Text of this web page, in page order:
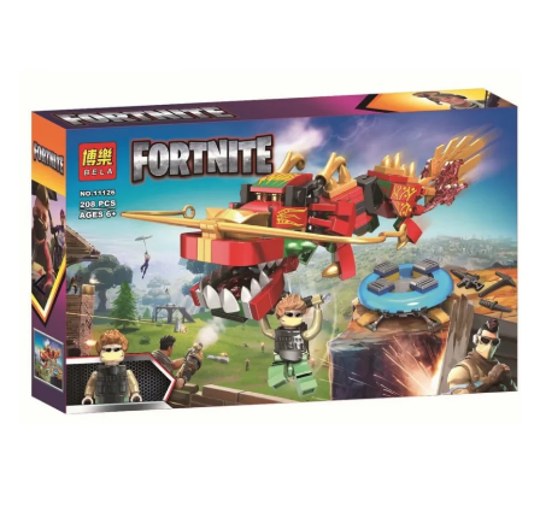
Оставьте отзыв (не менее 50 символов) о товаре на
нашем сайте и получите купон на скидку 50₽ за
текстовый отзыв или 100₽ за отзыв с фото.
Скидка за отзыв
на Яндекс.Маркете 150₽
Оставьте отзыв (не менее 50 символов) о товаре
через системуЯндекс.Маркетс обязательным
указанием номера и даты заказа в нашем магазине
и получите купон на скидку 150₽
...уже сейчас